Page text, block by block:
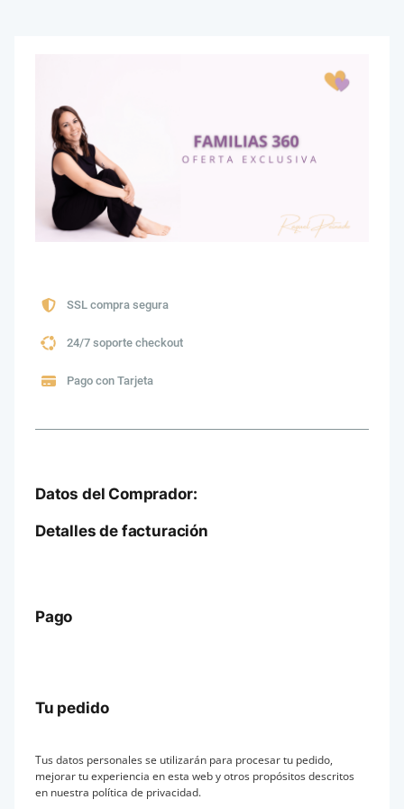
SSL compra segura
24/7 soporte checkout
Pago con Tarjeta
Datos del Comprador:
Detalles de facturación
Pago
Tu pedido
Tus datos personales se utilizarán para procesar tu pedido,
mejorar tu experiencia en esta web y otros propósitos descritos
en nuestra política de privacidad.